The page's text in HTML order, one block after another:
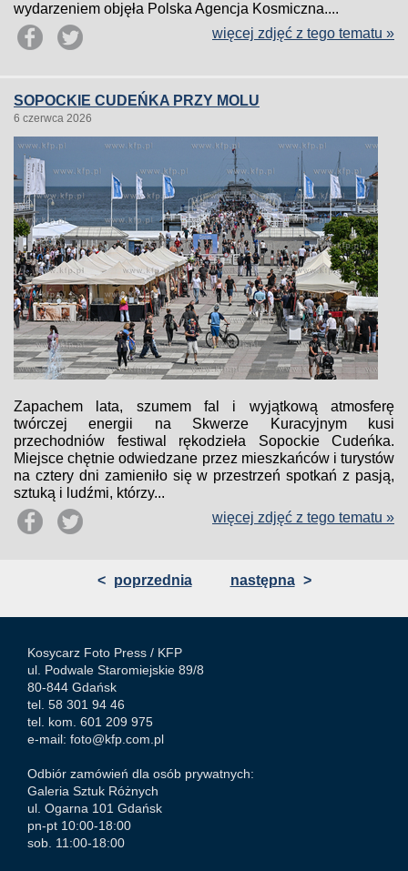
wydarzeniem objęła Polska Agencja Kosmiczna....
więcej zdjęć z tego tematu »
SOPOCKIE CUDEŃKA PRZY MOLU
6 czerwca 2026
Zapachem lata, szumem fal i wyjątkową atmosferę
twórczej energii na Skwerze Kuracyjnym kusi
przechodniów festiwal rękodzieła Sopockie Cudeńka.
Miejsce chętnie odwiedzane przez mieszkańców i turystów
na cztery dni zamieniło się w przestrzeń spotkań z pasją,
sztuką i ludźmi, którzy...
więcej zdjęć z tego tematu »
< poprzednia następna >
Kosycarz Foto Press / KFP
ul. Podwale Staromiejskie 89/8
80-844 Gdańsk
tel. 58 301 94 46
tel. kom. 601 209 975
e-mail: foto@kfp.com.pl
Odbiór zamówień dla osób prywatnych:
Galeria Sztuk Różnych
ul. Ogarna 101 Gdańsk
pn-pt 10:00-18:00
sob. 11:00-18:00